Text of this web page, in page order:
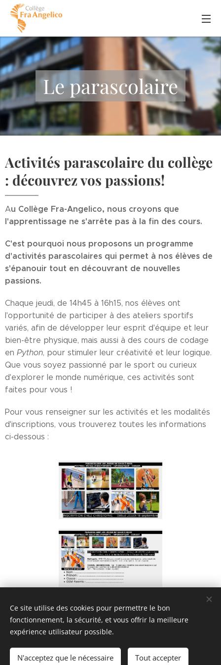
Le parascolaire
Activités parascolaire du collège
: découvrez vos passions!
Au Collège Fra-Angelico, nous croyons que
l'apprentissage ne s'arrête pas à la fin des cours.
C'est pourquoi nous proposons un programme
d'activités parascolaires qui permet à nos élèves de
s'épanouir tout en découvrant de nouvelles
passions.
Chaque jeudi, de 14h45 à 16h15, nos élèves ont
l'opportunité de participer à des ateliers sportifs
variés, afin de développer leur esprit d'équipe et leur
bien-être physique, mais aussi à des cours de codage
en Python, pour stimuler leur créativité et leur logique.
Que vous soyez passionné par le sport ou curieux
d'explorer le monde numérique, ces activités sont
faites pour vous !
Pour vous renseigner sur les activités et les modalités
d'inscriptions, vous trouverez toutes les informations
ci-dessous :
© 2023Collège Fra Angelico .Tous droits réservés.
Cookies
Ce site utilise des cookies pour permettre le bon
fonctionnement, la sécurité, et vous offrir la meilleure
expérience utilisateur possible.
N'acceptez que le nécessaire Tout accepter